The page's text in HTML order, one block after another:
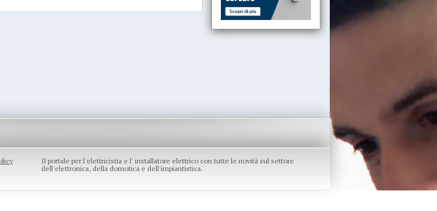
Il portale per l'elettricistia e l' installatore elettrico con tutte le novità sul settore
dell'elettronica, della domotica e dell'impiantistica.